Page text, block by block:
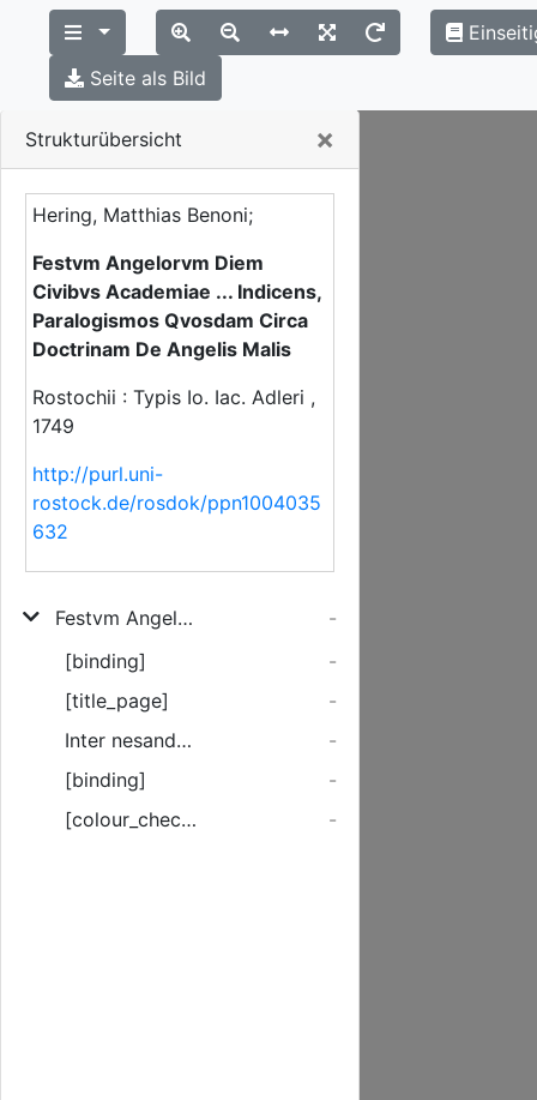
Strukturübersicht ×
Hering, Matthias Benoni;
Festvm Angelorvm Diem
Civibvs Academiae ... Indicens,
Paralogismos Qvosdam Circa
Doctrinam De Angelis Malis
Rostochii : Typis Io. Iac. Adleri ,
1749
http://purl.uni-
rostock.de/rosdok/ppn1004035
632
Festvm Angelorvm Diem Civibvs Academiae ... Indicens, Paralogismos Qvosdam Circa Doctrinam De Angelis Malis
-
[binding]
-
[title_page]
-
Inter nesandos illos, Religioni Christianae dicam feribentis ...
-
[binding]
-
[colour_checker]
-
Seite als Bild